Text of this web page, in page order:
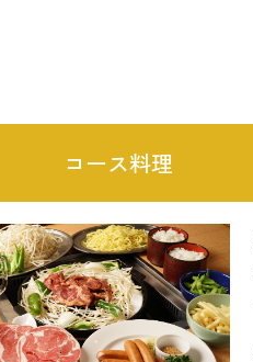
コース料理